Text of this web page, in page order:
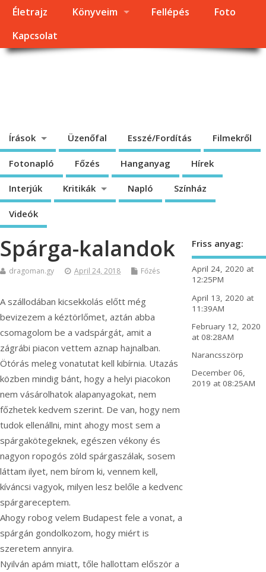
Életrajz Könyveim Fellépés
Foto
Kapcsolat
Írások Üzenőfal Esszé/Fordítás Filmekről
Fotonapló Főzés Hanganyag Hírek
Interjúk Kritikák Napló Színház
Videók
Spárga-kalandok
dragoman.gy April 24, 2018 Főzés
A szállodában kicsekkolás előtt még
bevizezem a kéztörlőmet, aztán abba
csomagolom be a vadspárgát, amit a
zágrábi piacon vettem aznap hajnalban.
Ötórás meleg vonatutat kell kibírnia. Utazás
közben mindig bánt, hogy a helyi piacokon
nem vásárolhatok alapanyagokat, nem
főzhetek kedvem szerint. De van, hogy nem
tudok ellenállni, mint ahogy most sem a
spárgakötegeknek, egészen vékony és
nagyon ropogós zöld spárgaszálak, sosem
láttam ilyet, nem bírom ki, vennem kell,
kíváncsi vagyok, milyen lesz belőle a kedvenc
spárgareceptem.
Ahogy robog velem Budapest fele a vonat, a
spárgán gondolkozom, hogy miért is
szeretem annyira.
Nyilván apám miatt, tőle hallottam először a
Friss anyag:
April 24, 2020 at
12:25PM
April 13, 2020 at
11:39AM
February 12, 2020
at 08:28AM
Narancsszörp
December 06,
2019 at 08:25AM